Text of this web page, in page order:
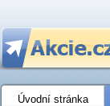
Úvodní stránka